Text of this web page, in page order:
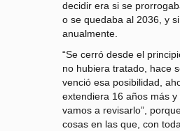
decidir era si se
o se quedaba al 2036, y
anualmente.
“Se cerró desde el
no hubiera tratado, hace
venció esa posibilidad,
extendiera 16 años más y
vamos a revisarlo”,
cosas en las que, con